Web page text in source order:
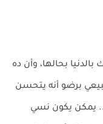
بحالها، وأن ده
برضو أنه يتحسن
يمكن يكون نسي